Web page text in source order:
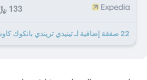
133 ﷼
22 صفقة إضافية لـ تينيدي تريندي بانكوك كاوسان